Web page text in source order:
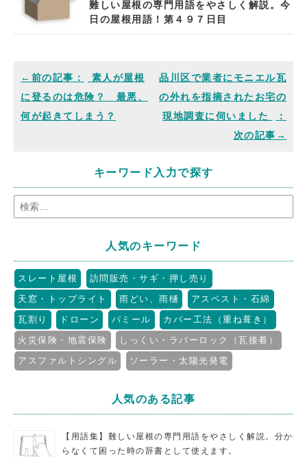
難しい屋根の専門用語をやさしく解説。今
日の屋根用語！第４９７日目
素人が屋根
に登るのは危険？ 最悪、
何が起きてしまう？
品川区で業者にモニエル瓦
の外れを指摘されたお宅の
現地調査に伺いました
キーワード入力で探す
人気のキーワード
スレート屋根
訪問販売・サギ・押し売り
天窓・トップライト
雨どい、雨樋
アスベスト・石綿
瓦割り
ドローン パミール
カバー工法（重ね葺き）
火災保険・地震保険
しっくい・ラバーロック（瓦接着）
アスファルトシングル
ソーラー・太陽光発電
人気のある記事
【用語集】難しい屋根の専門用語をやさしく解説。分か
らなくて困った時の辞書として使えます。